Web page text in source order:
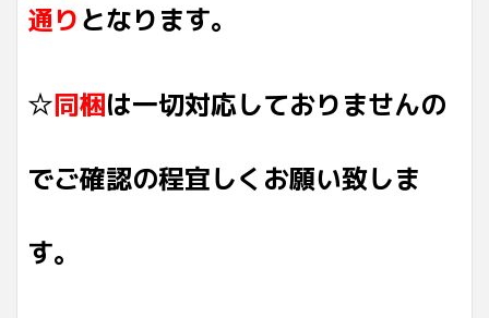
通りとなります。
☆同梱は一切対応しておりませんの
でご確認の程宜しくお願い致しま
す。